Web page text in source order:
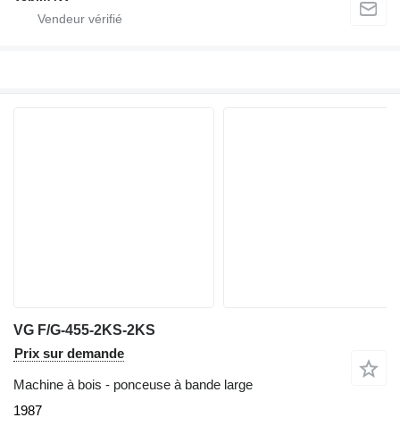
VG F/G-455-2KS-2KS
Prix sur demande
Machine à bois - ponceuse à bande large
1987